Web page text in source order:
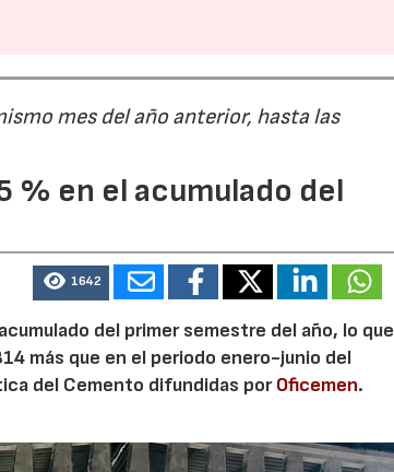
mes del año anterior, hasta las
% en el acumulado del
1642
del primer semestre del año, lo que
más que en el periodo enero-junio del
del Cemento difundidas porOficemen.